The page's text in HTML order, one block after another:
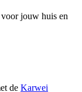
voor jouw huis en
de Karwei